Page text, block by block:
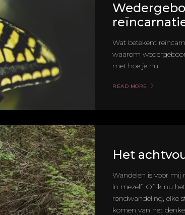
Wat betekent
waarom
met hoe je nu...
READ MORE
Het
Wandelen is voor mij
in mezelf. Of ik nu
rondwandeling, elke
komen van het